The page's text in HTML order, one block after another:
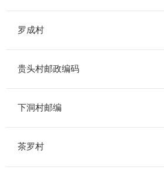
罗成村
贵头村邮政编码
下洞村邮编
茶罗村